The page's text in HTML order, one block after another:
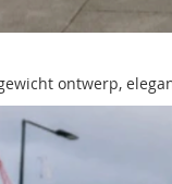
ontwerp,